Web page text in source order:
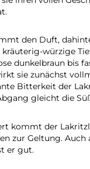
den Duft,
kräuterig-würzige
dunkelbraun bis
sie zunächst
Bitterkeit der
gleicht die
kommt der
zur Geltung. Auch
er gut.